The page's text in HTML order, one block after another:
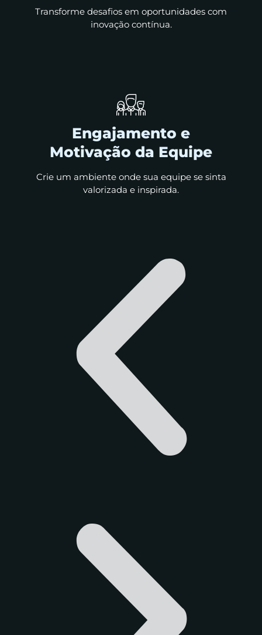
Transforme desafios em oportunidades com
inovação contínua.
Engajamento e
Motivação da Equipe
Crie um ambiente onde sua equipe se sinta
valorizada e inspirada.